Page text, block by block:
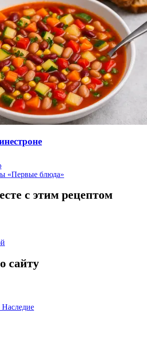
«Первые блюда»
с этим рецептом
сайту